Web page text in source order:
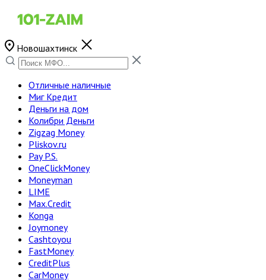
Новошахтинск
Отличные наличные
Миг Кредит
Деньги на дом
Колибри Деньги
Zigzag Money
Pliskov.ru
Pay P.S.
OneClickMoney
Moneyman
LIME
Max.Credit
Konga
Joymoney
Cashtoyou
FastMoney
CreditPlus
CarMoney